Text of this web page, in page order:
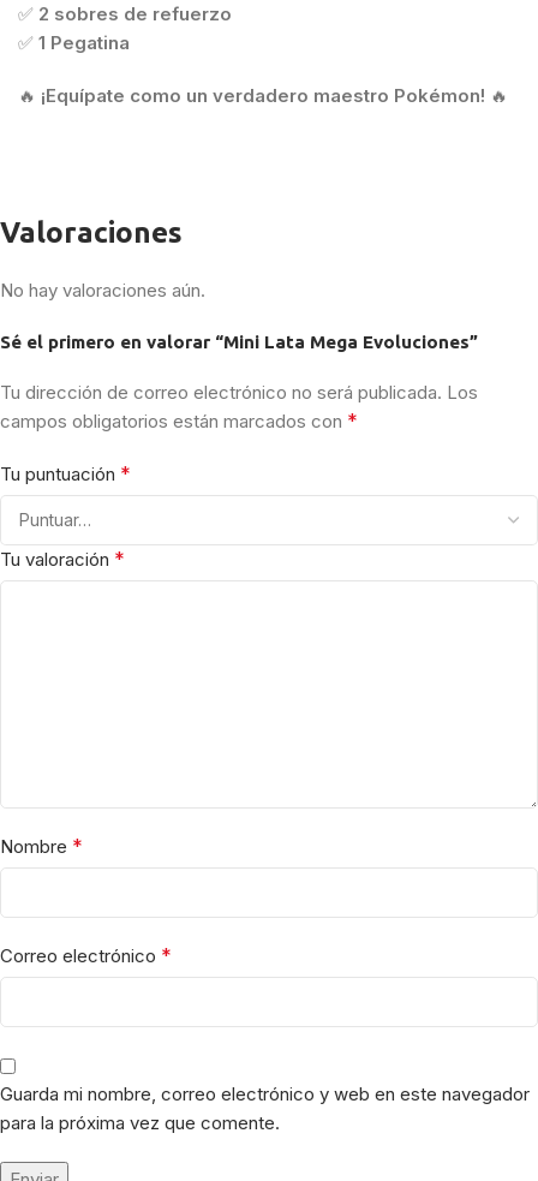
✅ 2 sobres de refuerzo
✅ 1 Pegatina
🔥 ¡Equípate como un verdadero maestro Pokémon! 🔥
Valoraciones
No hay valoraciones aún.
Sé el primero en valorar “Mini Lata Mega Evoluciones”
Tu dirección de correo electrónico no será publicada. Los
campos obligatorios están marcados con *
Tu puntuación *
Tu valoración *
Nombre *
Correo electrónico *
Guarda mi nombre, correo electrónico y web en este navegador
para la próxima vez que comente.